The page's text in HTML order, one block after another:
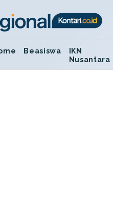
Beasiswa
IKN
Nusantara